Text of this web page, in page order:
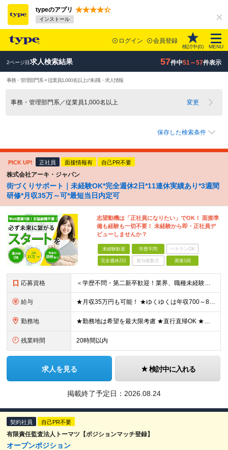
typeのアプリ
インストール
ログイン 会員登録
検討中(0) MENU
2ページ目求人検索結果 57件中51～57件表示
事務・管理部門系 × 従業員1,000名以上の転職・求人情報
事務・管理部門系／従業員1,000名以上 変更
保存した検索条件
PICK UP! 正社員 面接情報有 自己PR不要
株式会社アーキ・ジャパン
街づくりサポート｜未経験OK*完全週休2日*11連休実績あり*3週間
研修*月収35万～可*最短当日内定可
志望動機は「正社員になりたい」でOK！ 面接準
備も経験も一切不要！ 未経験から即・正社員デ
ビューしませんか？
未経験歓迎 学歴不問 ベテランOK
完全週休2日 賞与複数月 面接1回
応募資格 ＜学歴不問・第二新卒歓迎！業界、職種未経験歓迎！20代～30代活躍中＞ ★35歳以下の方（若年層の長期キャリア形成を図るため） ★フリーター・正社員未経験・社会人未経験OK ★転職回数が多い方もぜひ
給与 ★月収35万円も可能！ ★ゆくゆくは年収700～800万円も！ ★手当が多数あり ・残業手当（100％）★1分単位で支給 ・資格手当（最大月6万円） ・結婚/出産祝金（最大3万円） 【首都圏・北関東
勤務地 ★勤務地は希望を最大限考慮 ★直行直帰OK ★車通勤のエリアもあり ★研修は、下記いずれかの研修センターで行います ・東京校（東京本社とアクセスは同様） ・大阪校（大阪府大阪市中央区道修町 2-1-1
残業時間 20時間以内
求人を見る 検討中に入れる
掲載終了予定日： 2026.08.24
契約社員 自己PR不要
有限責任監査法人トーマツ【ポジションマッチ登録】
オープンポジション